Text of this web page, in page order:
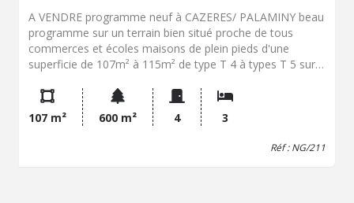
A VENDRE programme neuf à CAZERES/ PALAMINY beau
programme sur un terrain bien situé proche de tous
commerces et écoles maisons de plein pieds d'une
superficie de 107m² à 115m² de type T 4 à types T 5 sur
225.000€ à 240.000€ clés en mains belles prestations.(
clim ,volets centralisé ...) FRAIS D'ACTE OFFERTS. taxes et
raccordements compris . pour plus de renseignements n'
hésitez pas à me joindre au 06.58.94.66.97 je reste à
107 m² 600 m² 4 3
Réf : NG/211